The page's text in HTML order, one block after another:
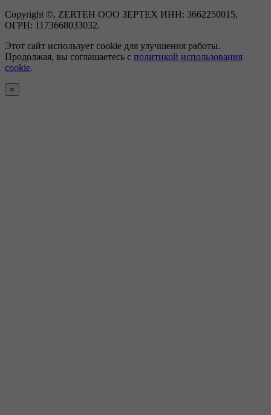
Copyright ©, ZERTEH ООО ЗЕРТЕХ ИНН: 3662250015,
ОГРН: 1173668033032.
Этот сайт использует cookie для улучшения работы.
Продолжая, вы соглашаетесь с политикой использования
cookie.
×